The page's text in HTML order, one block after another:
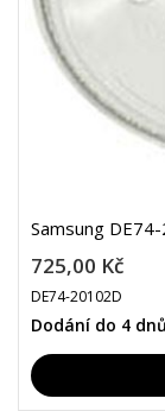
Samsung
725,00 Kč
DE74-20102D
Dodání do 4 dnů